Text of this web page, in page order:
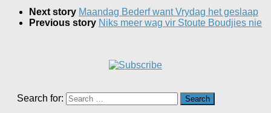
Next story Maandag Bederf want Vrydag het geslaap
Previous story Niks meer wag vir Stoute Boudjies nie
Search for: